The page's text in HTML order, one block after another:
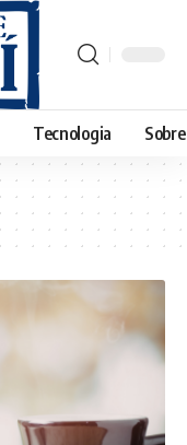
Tecnologia